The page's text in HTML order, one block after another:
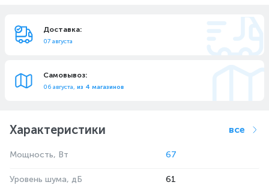
Доставка:
07 августа
Самовывоз:
06 августа, из 4 магазинов
Характеристики все
Мощность, Вт 67
Уровень шума, дБ 61